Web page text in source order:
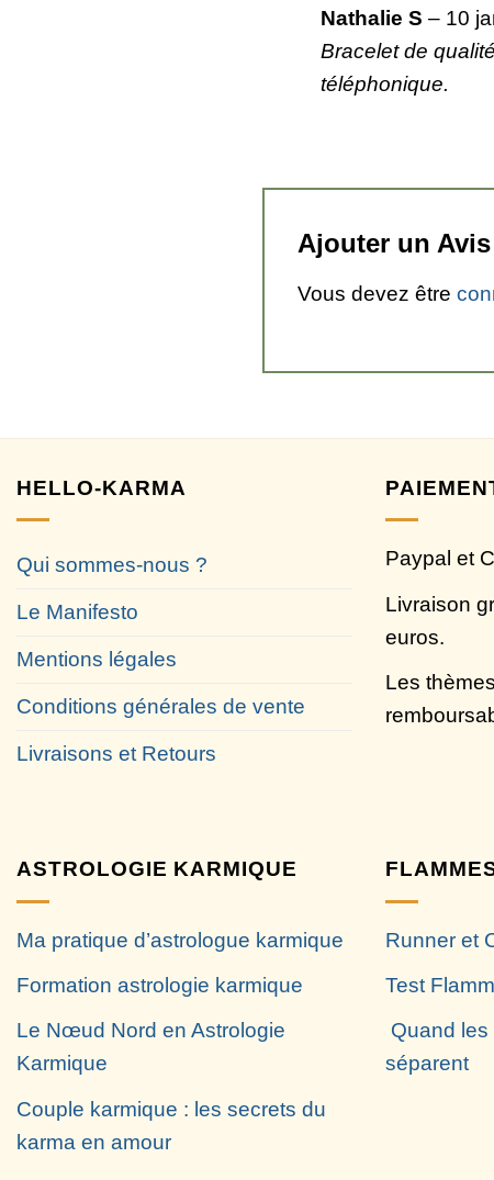
Note5sur
5
Nathalie S– 10
Bracelet de
téléphonique.
Ajouter un Avis
Vous devez être
HELLO-KARMA
Qui sommes-nous ?
Le Manifesto
Mentions légales
Conditions générales de vente
Livraisons et Retours
Paypal et
Livraison
euros.
Les
ASTROLOGIE KARMIQUE
Ma pratique d’astrologue karmique
Formation astrologie karmique
Le Nœud Nord en Astrologie
Karmique
Couple karmique : les secrets du
karma en amour
Runner et
Test
Quand
séparent